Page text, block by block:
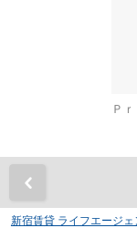
新宿賃貸 ライフエージ